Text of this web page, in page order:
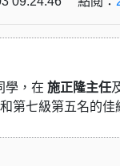
學，在 施正隆主任
第七級第五名的佳